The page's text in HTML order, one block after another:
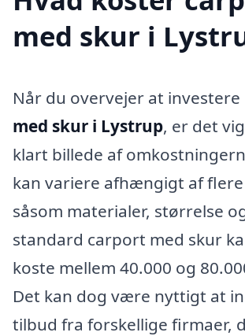
med skur i
Når du overvejer at investere
med skur i Lystrup, er det
klart billede af
kan variere afhængigt af
såsom materialer, størrelse
standard carport med skur
koste mellem 40.000 og
Det kan dog være nyttigt at
tilbud fra forskellige firmaer,